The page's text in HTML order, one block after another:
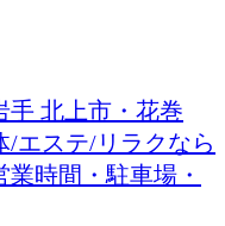
手 北上市・花巻
/エステ/リラクなら
業時間・駐車場・